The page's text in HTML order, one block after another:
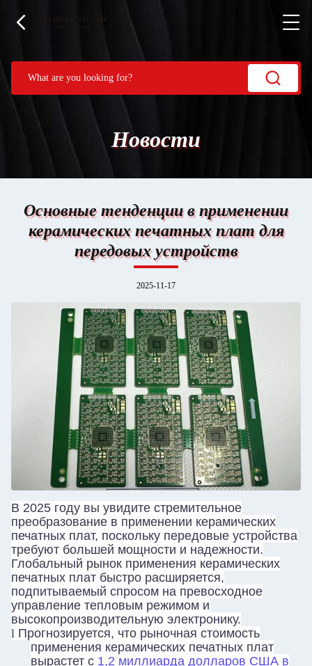
Новости
Основные тенденции в применении
керамических печатных плат для
передовых устройств
2025-11-17
В 2025 году вы увидите стремительное
преобразование в применении керамических
печатных плат, поскольку передовые устройства
требуют большей мощности и надежности.
Глобальный рынок применения керамических
печатных плат быстро расширяется,
подпитываемый спросом на превосходное
управление тепловым режимом и
высокопроизводительную электронику.
l Прогнозируется, что рыночная стоимость
применения керамических печатных плат
вырастет с 1,2 миллиарда долларов США в